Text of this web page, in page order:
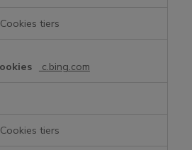
Cookies tiers
c.bing.com
Cookies tiers